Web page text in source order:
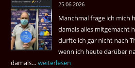
25.06.2026
Manchmal frage ich mich
damals alles mitgemacht
durfte ich gar nicht nach
wenn ich heute darüber
damals…Das
weiterlesen